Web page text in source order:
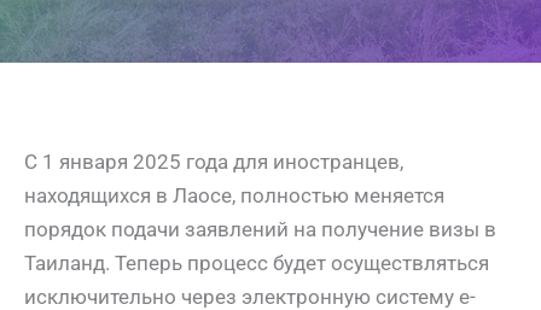
С 1 января 2025 года для иностранцев,
находящихся в Лаосе, полностью меняется
порядок подачи заявлений на получение визы в
Таиланд. Теперь процесс будет осуществляться
исключительно через электронную систему e-